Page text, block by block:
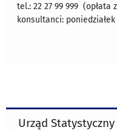
tel.: 22 27 99 999
konsultanci:
Urząd Statystyczny